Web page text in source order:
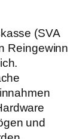
(SVA
Reingewinn
und